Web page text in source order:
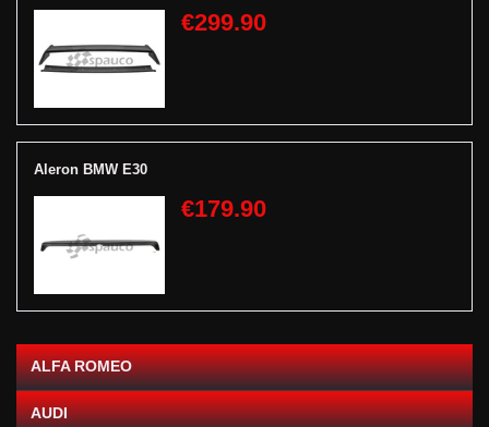
€299.90
Aleron BMW E30
€179.90
ALFA ROMEO
AUDI